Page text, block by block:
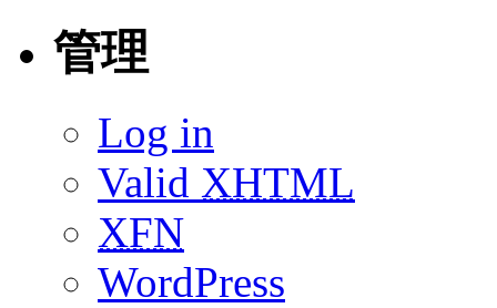
管理
Log in
Valid XHTML
XFN
WordPress